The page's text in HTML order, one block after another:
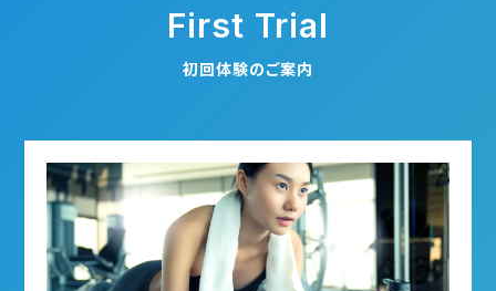
First Trial
初回体験のご案内